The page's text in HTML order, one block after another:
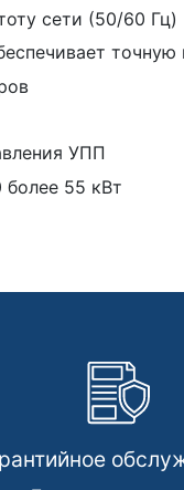
сети (50/60 Гц)
точную
УПП
55 кВт